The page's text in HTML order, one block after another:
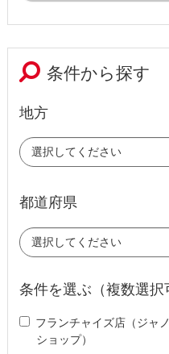
条件から探す
地方
都道府県
条件を選ぶ（複数選択
フランチャイズ店（ジャ
ショップ）